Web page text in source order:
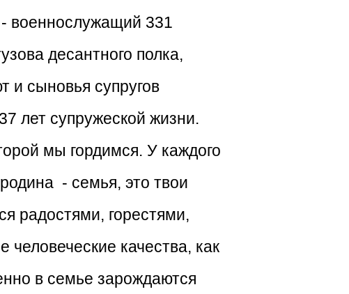
военнослужащий 331
десантного полка,
и сыновья супругов
лет супружеской жизни.
мы гордимся. У каждого
- семья, это твои
радостями, горестями,
качества, как
в семье зарождаются